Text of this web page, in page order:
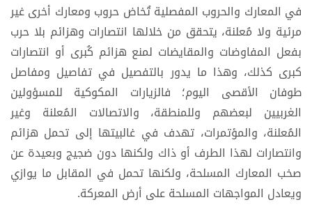
في المعارك والحروب المفصلية تُخاض حروب ومعارك أخرى غير
مرئية ولا مُعلنة، يتحقق من خلالها انتصارات وهزائم بلا حرب
بفعل المفاوضات والمقايضات لمنع هزائم كُبرى أو انتصارات
كبرى كذلك، وهذا ما يدور بالتفصيل في تفاصيل ومفاصل
طوفان الأقصى اليوم؛ فالزيارات المكوكية للمسؤولين
الغربيين لبعضهم وللمنطقة، والاتصالات المُعلنة وغير
المُعلنة، والمؤتمرات، تهدف في غالبيتها إلى تحمل هزائم
وانتصارات لهذا الطرف أو ذاك ولكنها دون ضجيج وبعيدة عن
صخب المعارك المسلحة، ولكنها تحمل في المقابل ما يوازي
ويعادل المواجهات المسلحة على أرض المعركة.